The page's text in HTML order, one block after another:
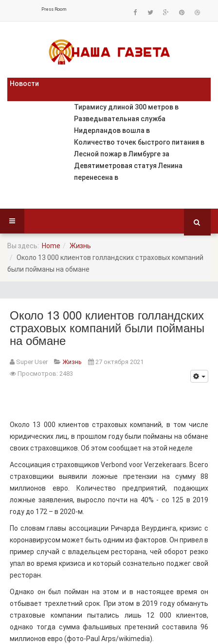
Press Room
Новости
Тирамису длиной 300 метров в
Разведывательная служба
Нидерландов вошла в
Количество точек быстрого питания в
Лесной пожар в Лимбурге за
Девятиметровая статуя Ленина
перенесена в
Вы здесь: Home
Жизнь
Около 13 000 клиентов голландских страховых компаний
были пойманы на обмане
Около 13 000 клиентов голландских
страховых компаний были пойманы
на обмане
Super User Жизнь
27 октября 2021
Просмотров: 2483
Около 13 000 клиентов страховых компаний, в том числе
юридических лиц, в прошлом году были пойманы на обмане
своих страховщиков. Об этом сообщает на этой неделе
Ассоциация страховщиков Verbond voor Verzekeraars. Всего
страховщики выявили ложные претензии на сумму 88
миллионов евро. Количество предприятий, подающих
ложные заявления, выросло почти на 40% - со 125 в 2019
году до 172 – в 2020-м.
По словам главы ассоциации Ричарда Веурдинга, кризис с
коронавирусом может быть одним из факторов. Он привел в
пример случай с владельцем ресторана, чей оборот резко
упал во время кризиса и который сознательно поджег свой
ресторан.
Однако он был пойман на этом и в настоящее время он
отбывает трехлетний срок. При этом в 2019 году обмануть
страховые компании пытались лишь 12 000 клиентов,
однако тогда сумма фальшивых претензий составила 96
миллионов евро (фото-Paul Arps/wikimedia).